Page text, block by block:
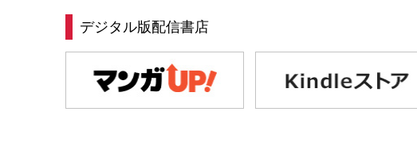
デジタル版配信書店